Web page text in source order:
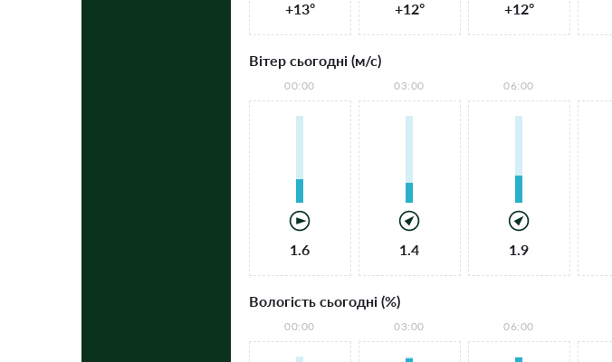
+13° +12° +12°
Вітер сьогодні (м/с)
00:00
1.6
03:00
1.4
06:00
1.9
Вологість сьогодні (%)
00:00 03:00 06:00